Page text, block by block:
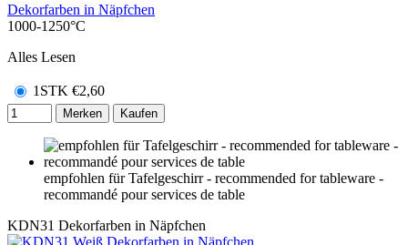
Dekorfarben in Näpfchen
1000-1250°C
Alles Lesen
1STK €2,60
Merken Kaufen
empfohlen für Tafelgeschirr - recommended for tableware -
recommandé pour services de table
KDN31 Dekorfarben in Näpfchen